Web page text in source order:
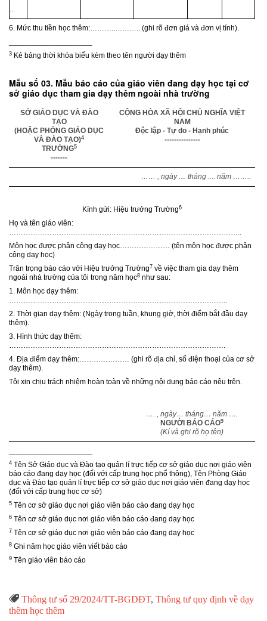
...
6. Mức thu tiền học thêm:………..……….. (ghi rõ đơn giá và đơn vị tính).
3 Kẻ bảng thời khóa biểu kèm theo tên người dạy thêm
Mẫu số 03. Mẫu báo cáo của giáo viên đang dạy học tại cơ
sở giáo dục tham gia dạy thêm ngoài nhà trường
SỞ GIÁO DỤC VÀ ĐÀO
TẠO
(HOẶC PHÒNG GIÁO DỤC
VÀ ĐÀO TẠO)4
TRƯỜNG5
-------
CỘNG HÒA XÃ HỘI CHỦ NGHĨA VIỆT
NAM
Độc lập - Tự do - Hạnh phúc
---------------
…… , ngày .... tháng .... năm ……..
Kính gửi: Hiệu trưởng Trường6
Họ và tên giáo viên:
……………………………………………………………………………………..
Môn học được phân công dạy học………………… (tên môn học được phân
công dạy học)
Trân trọng báo cáo với Hiệu trưởng Trường7 về việc tham gia dạy thêm
ngoài nhà trường của tôi trong năm học8 như sau:
1. Môn học dạy thêm:
………………………………………………………………………………..
2. Thời gian dạy thêm: (Ngày trong tuần, khung giờ, thời điểm bắt đầu dạy
thêm).
3. Hình thức dạy thêm:
……………………………………………………………………………….
4. Địa điểm dạy thêm:………………… (ghi rõ địa chỉ, số điện thoại của cơ sở
dạy thêm).
Tôi xin chịu trách nhiệm hoàn toàn về những nội dung báo cáo nêu trên.
…. , ngày… tháng… năm ….
NGƯỜI BÁO CÁO9
(Kí và ghi rõ họ tên)
4 Tên Sở Giáo dục và Đào tạo quản lí trực tiếp cơ sở giáo dục nơi giáo viên
báo cáo đang dạy học (đối với cấp trung học phổ thông), Tên Phòng Giáo
dục và Đào tạo quản lí trực tiếp cơ sở giáo dục nơi giáo viên đang dạy học
(đối với cấp trung học cơ sở)
5 Tên cơ sở giáo dục nơi giáo viên báo cáo đang dạy học
6 Tên cơ sở giáo dục nơi giáo viên báo cáo đang dạy học
7 Tên cơ sở giáo dục nơi giáo viên báo cáo đang dạy học
8 Ghi năm học giáo viên viết báo cáo
9 Tên giáo viên báo cáo
Từ
Khóa
Thông tư số 29/2024/TT-BGDĐT, Thông tư quy định về dạy
thêm học thêm